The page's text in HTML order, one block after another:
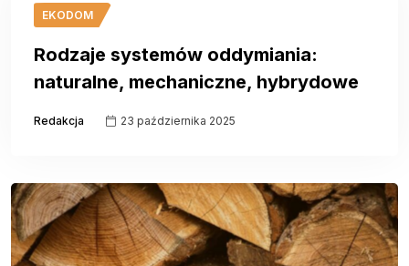
EKODOM
Rodzaje systemów oddymiania:
naturalne, mechaniczne, hybrydowe
Redakcja 23 października 2025